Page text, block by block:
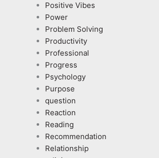
Positive Vibes
Power
Problem Solving
Productivity
Professional
Progress
Psychology
Purpose
question
Reaction
Reading
Recommendation
Relationship